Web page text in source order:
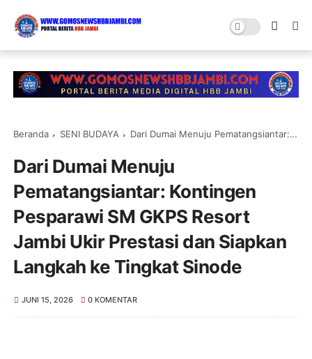
Beranda SENI BUDAYA Dari Dumai Menuju Pematangsiantar: Kontingen Pesparawi SM GKPS Resort Jambi Ukir Prestasi dan Siapkan Langkah ke Tingkat Sinode
Dari Dumai Menuju
Pematangsiantar: Kontingen
Pesparawi SM GKPS Resort
Jambi Ukir Prestasi dan Siapkan
Langkah ke Tingkat Sinode
JUNI 15, 2026 0 KOMENTAR